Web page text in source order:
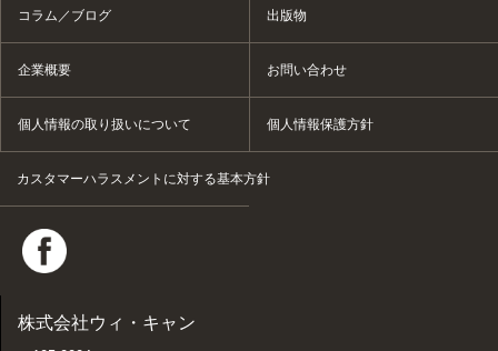
コラム／ブログ 出版物
企業概要 お問い合わせ
個人情報の取り扱いについて 個人情報保護方針
カスタマーハラスメントに対する基本方針
株式会社ウィ・キャン